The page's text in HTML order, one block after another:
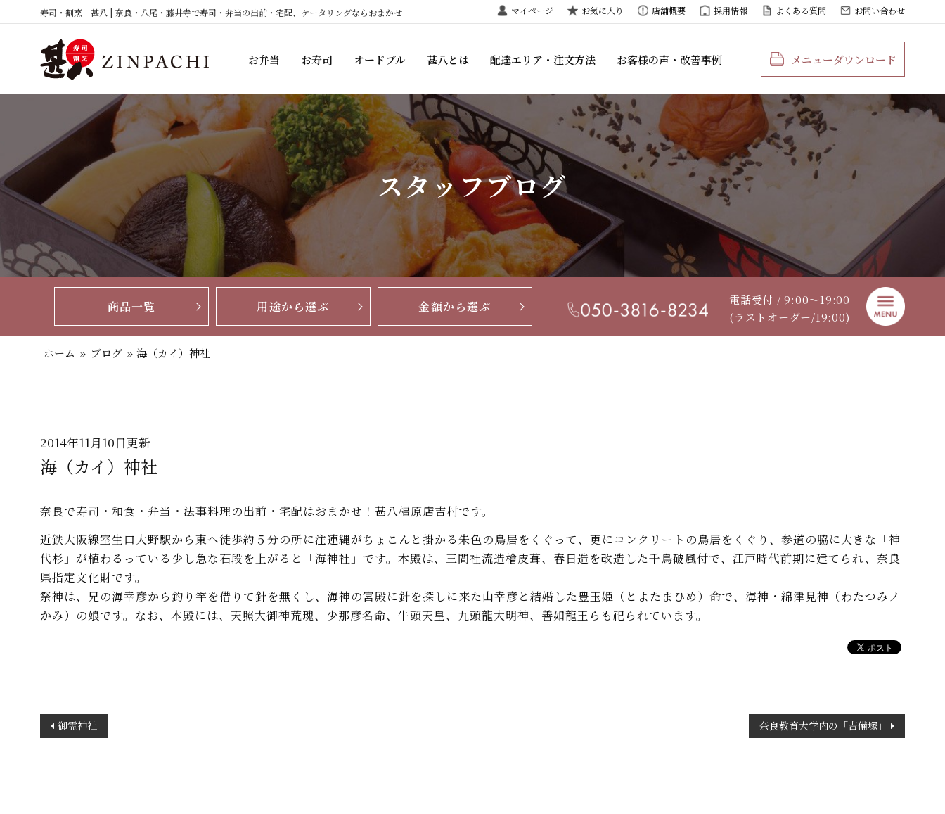
ン
プ
寿司・割烹 甚八 | 奈良・八尾・藤井寺で寿司・弁当の出前・宅配、ケータリングならおまかせ マイページ お気に入り 店舗概要 採用情報 よくある質問 お問い合わせ
お弁当 お寿司 オードブル 甚八とは 配達エリア・注文方法 お客様の声・改善事例 メニューダウンロード
スタッフブログ
商品一覧 用途から選ぶ 金額から選ぶ
電話受付 / 9:00〜19:00
(ラストオーダー/19:00)
ホーム » ブログ » 海（カイ）神社
2014年11月10日更新
海（カイ）神社
奈良で寿司・和食・弁当・法事料理の出前・宅配はおまかせ！甚八橿原店吉村です。
近鉄大阪線室生口大野駅から東へ徒歩約５分の所に注連縄がちょこんと掛かる朱色の鳥居をくぐって、更にコンクリートの鳥居をくぐり、参道の脇に大きな「神
代杉」が植わるっている少し急な石段を上がると「海神社」です。本殿は、三間社流造檜皮葺、春日造を改造した千鳥破風付で、江戸時代前期に建てられ、奈良
県指定文化財です。
祭神は、兄の海幸彦から釣り竿を借りて針を無くし、海神の宮殿に針を探しに来た山幸彦と結婚した豊玉姫（とよたまひめ）命で、海神・綿津見神（わたつみノ
かみ）の娘です。なお、本殿には、天照大御神荒瑰、少那彦名命、牛頭天皇、九頭龍大明神、善如龍王らも祀られています。
稿
御霊神社 奈良教育大学内の「吉備塚」